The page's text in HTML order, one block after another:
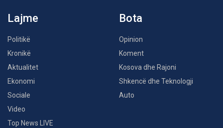
Lajme
Politikë
Kronikë
Aktualitet
Ekonomi
Sociale
Video
Top News LIVE
Bota
Opinion
Koment
Kosova dhe Rajoni
Shkencë dhe Teknologji
Auto